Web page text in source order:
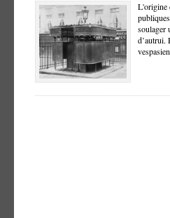
L'origine
soulager
d’autrui.